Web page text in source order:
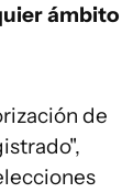
ámbito
de